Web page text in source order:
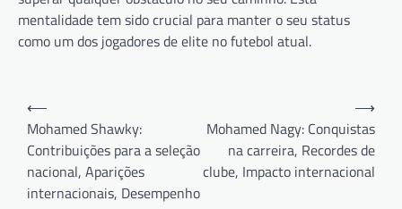
mentalidade tem sido crucial para manter o seu status
como um dos jogadores de elite no futebol atual.
Post
navigation
⟵
Mohamed Shawky:
Contribuições para a seleção
nacional, Aparições
internacionais, Desempenho
Mohamed Nagy: Conquistas
na carreira, Recordes de
clube, Impacto internacional
⟶